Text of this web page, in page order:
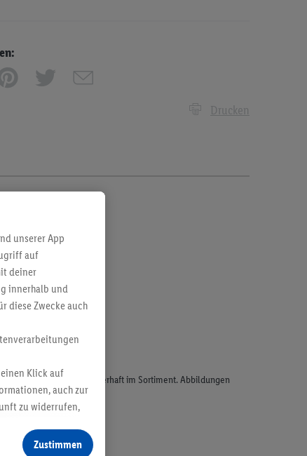
Drucken
sind nicht alle dauerhaft im Sortiment. Abbildungen
unserer App
auf
deiner
innerhalb und
diese Zwecke auch
Klick auf
auch zur
zu widerrufen,
Zustimmen